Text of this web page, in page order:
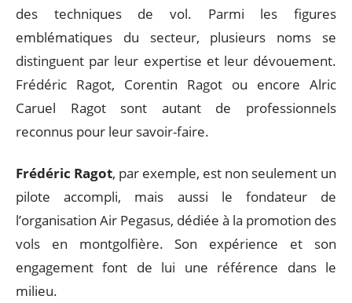
des techniques de vol. Parmi les figures
emblématiques du secteur, plusieurs noms se
distinguent par leur expertise et leur dévouement.
Frédéric Ragot, Corentin Ragot ou encore Alric
Caruel Ragot sont autant de professionnels
reconnus pour leur savoir-faire.
Frédéric Ragot, par exemple, est non seulement un
pilote accompli, mais aussi le fondateur de
l’organisation Air Pegasus, dédiée à la promotion des
vols en montgolfière. Son expérience et son
engagement font de lui une référence dans le
milieu.